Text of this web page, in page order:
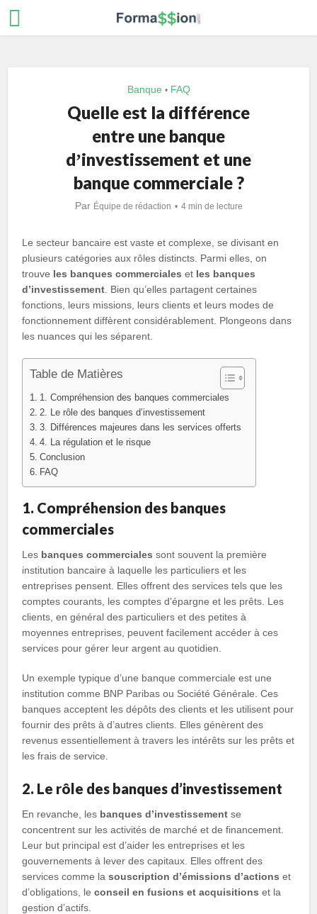
Banque • FAQ
Quelle est la différence
entre une banque
dʼinvestissement et une
banque commerciale ?
Par Équipe de rédaction 4 min de lecture
Le secteur bancaire est vaste et complexe, se divisant en
plusieurs catégories aux rôles distincts. Parmi elles, on
trouve les banques commerciales et les banques
d’investissement . Bien qu’elles partagent certaines
fonctions, leurs missions, leurs clients et leurs modes de
fonctionnement diffèrent considérablement. Plongeons dans
les nuances qui les séparent.
Table de Matières
1. Compréhension des banques commerciales
2. Le rôle des banques d’investissement
3. Différences majeures dans les services offerts
4. La régulation et le risque
Conclusion
FAQ
1. Compréhension des banques
commerciales
Les banques commerciales sont souvent la première
institution bancaire à laquelle les particuliers et les
entreprises pensent. Elles offrent des services tels que les
comptes courants, les comptes d’épargne et les prêts. Les
clients, en général des particuliers et des petites à
moyennes entreprises, peuvent facilement accéder à ces
services pour gérer leur argent au quotidien.
Un exemple typique d’une banque commerciale est une
institution comme BNP Paribas ou Société Générale. Ces
banques acceptent les dépôts des clients et les utilisent pour
fournir des prêts à d’autres clients. Elles génèrent des
revenus essentiellement à travers les intérêts sur les prêts et
les frais de service.
2. Le rôle des banques d’investissement
En revanche, les banques d’investissement se
concentrent sur les activités de marché et de financement.
Leur but principal est d’aider les entreprises et les
gouvernements à lever des capitaux. Elles offrent des
services comme lasouscription d’émissions d’actions et
d’obligations, leconseil en fusions et acquisitions et la
gestion d’actifs.